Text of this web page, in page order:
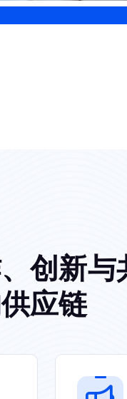
、创新与
供应链